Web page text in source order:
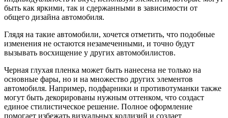
быть как яркими, так и сдержанными в зависимости от
общего дизайна автомобиля.
Глядя на такие автомобили, хочется отметить, что подобные
изменения не остаются незамеченными, и точно будут
вызывать восхищение у других автомобилистов.
Черная глухая пленка может быть нанесена не только на
основные фары, но и на множество других элементов
автомобиля. Например, подфарники и противотуманки также
могут быть декорированы нужным оттенком, что создаст
единое стилистическое решение. Полное оформление
помогает избежать визуальных коллизий и создает